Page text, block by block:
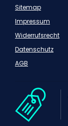
Sitemap
Impressum
Widerrufsrecht
Datenschutz
AGB